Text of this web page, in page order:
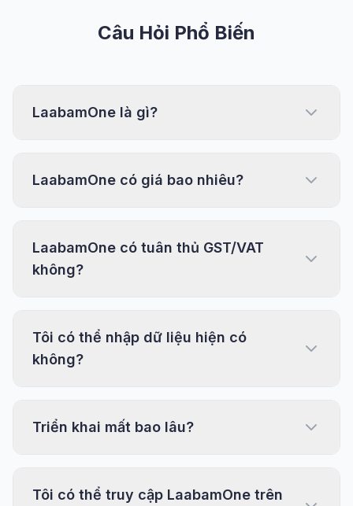
Câu Hỏi Phổ Biến
LaabamOne là gì?
LaabamOne có giá bao nhiêu?
LaabamOne có tuân thủ GST/VAT
không?
Tôi có thể nhập dữ liệu hiện có
không?
Triển khai mất bao lâu?
Tôi có thể truy cập LaabamOne trên